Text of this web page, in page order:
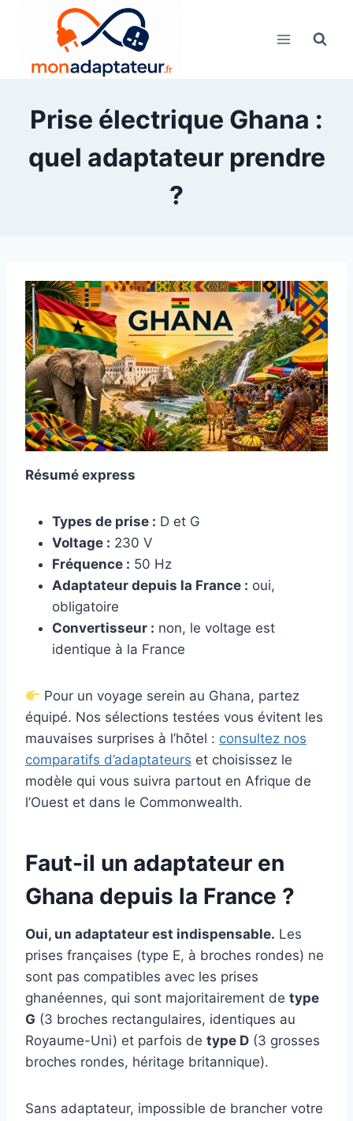
Prise électrique Ghana :
quel adaptateur prendre
?
Résumé express
Types de prise : D et G
Voltage : 230 V
Fréquence : 50 Hz
Adaptateur depuis la France : oui,
obligatoire
Convertisseur : non, le voltage est
identique à la France
Pour un voyage serein au Ghana, partez
équipé. Nos sélections testées vous évitent les
mauvaises surprises à l’hôtel : consultez nos
comparatifs d’adaptateurs et choisissez le
modèle qui vous suivra partout en Afrique de
l’Ouest et dans le Commonwealth.
Faut-il un adaptateur en
Ghana depuis la France ?
Oui, un adaptateur est indispensable. Les
prises françaises (type E, à broches rondes) ne
sont pas compatibles avec les prises
ghanéennes, qui sont majoritairement de type
G (3 broches rectangulaires, identiques au
Royaume-Uni) et parfois de type D (3 grosses
broches rondes, héritage britannique).
Sans adaptateur, impossible de brancher votre